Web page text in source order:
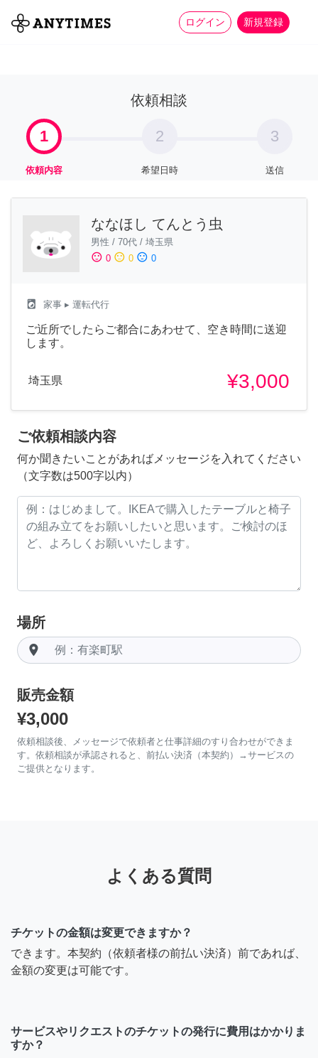
ログイン 新規登録
全て 家事 more_horiz
依頼相談
1
依頼内容
2
希望日時
3
送信
ななほし てんとう虫
男性 / 70代 / 埼玉県
sentiment_satisfied 0 sentiment_neutral 0 sentiment_dissatisfied 0
local_laundry_service 家事 ▸ 運転代行
ご近所でしたらご都合にあわせて、空き時間に送迎
します。
埼玉県 ¥3,000
ご依頼相談内容
何か聞きたいことがあればメッセージを入れてください
（文字数は500字以内）
場所
room
販売金額
¥3,000
依頼相談後、メッセージで依頼者と仕事詳細のすり合わせができま
す。依頼相談が承認されると、前払い決済（本契約）→サービスの
ご提供となります。
よくある質問
チケットの金額は変更できますか？
できます。本契約（依頼者様の前払い決済）前であれば、
金額の変更は可能です。
サービスやリクエストのチケットの発行に費用はかかりま
すか？